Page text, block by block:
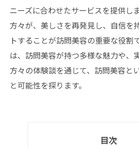
ニーズに合わせたサービスを提供し
方々が、美しさを再発見し、自信を
トすることが訪問美容の重要な役割
は、訪問美容が持つ多様な魅力や、
方々の体験談を通じて、訪問美容と
と可能性を探ります。
目次